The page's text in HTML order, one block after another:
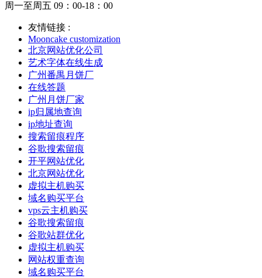
周一至周五 09：00-18：00
友情链接 :
Mooncake customization
北京网站优化公司
艺术字体在线生成
广州番禺月饼厂
在线答题
广州月饼厂家
ip归属地查询
ip地址查询
搜索留痕程序
谷歌搜索留痕
开平网站优化
北京网站优化
虚拟主机购买
域名购买平台
vps云主机购买
谷歌搜索留痕
谷歌站群优化
虚拟主机购买
网站权重查询
域名购买平台